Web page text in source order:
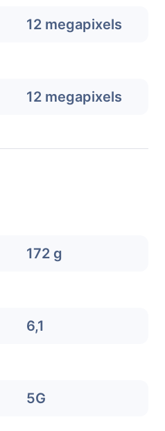
12 megapixels
12 megapixels
172 g
6,1
5G